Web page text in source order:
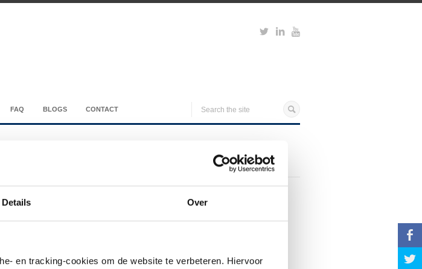
Details Over
en tracking-cookies om de website te verbeteren. Hiervoor
FAQ BLOGS CONTACT
b
a